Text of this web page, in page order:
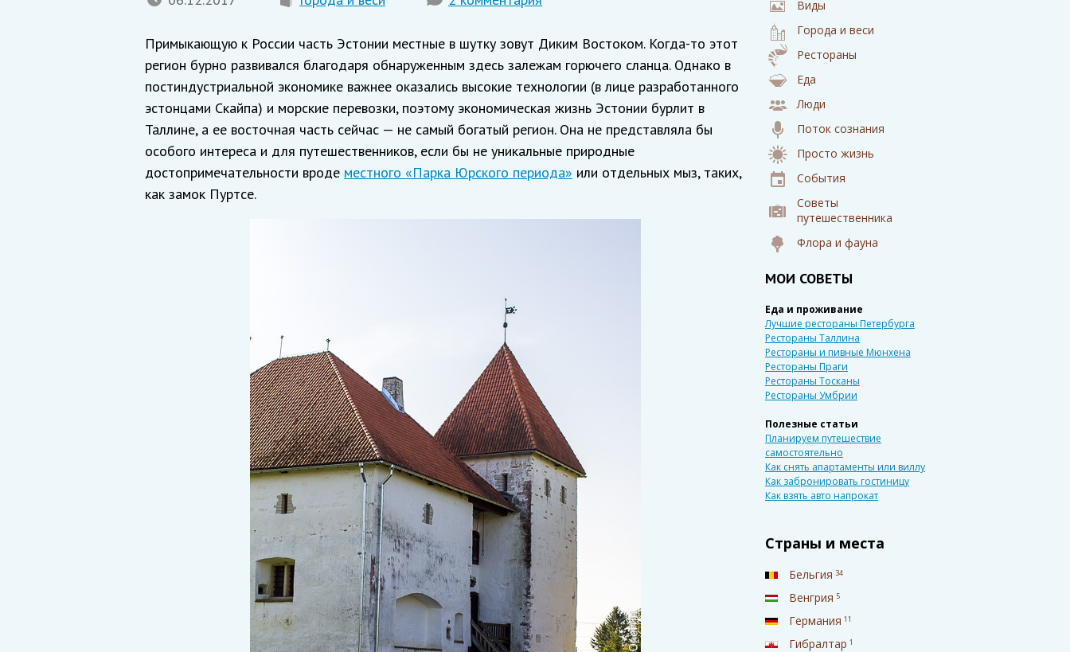
Примыкающую к России часть Эстонии местные в шутку зовут Диким Востоком. Когда-то этот
регион бурно развивался благодаря обнаруженным здесь залежам горючего сланца. Однако в
постиндустриальной экономике важнее оказались высокие технологии (в лице разработанного
эстонцами Скайпа) и морские перевозки, поэтому экономическая жизнь Эстонии бурлит в
Таллине, а ее восточная часть сейчас — не самый богатый регион. Она не представляла бы
особого интереса и для путешественников, если бы не уникальные природные
достопримечательности вроде местного «Парка Юрского периода» или отдельных мыз, таких,
как замок Пуртсе.
Виды
Города и веси
Рестораны
Еда
Люди
Поток сознания
Просто жизнь
События
Советы
путешественника
Флора и фауна
МОИ СОВЕТЫ
Еда и проживание
Лучшие рестораны Петербурга
Рестораны Таллина
Рестораны и пивные Мюнхена
Рестораны Праги
Рестораны Тосканы
Рестораны Умбрии
Полезные статьи
Планируем путешествие
самостоятельно
Как снять апартаменты или виллу
Как забронировать гостиницу
Как взять авто напрокат
Страны и места
Бельгия 34
Венгрия 5
Германия 11
Гибралтар 1